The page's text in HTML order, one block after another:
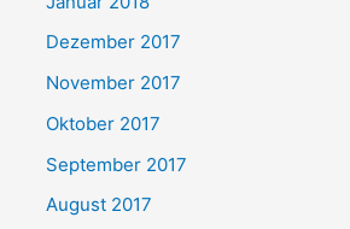
Dezember 2017
November 2017
Oktober 2017
September 2017
August 2017